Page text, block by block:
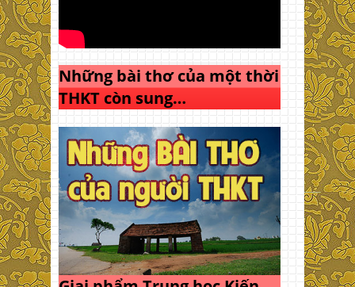
Những bài thơ của một thời
THKT còn sung…